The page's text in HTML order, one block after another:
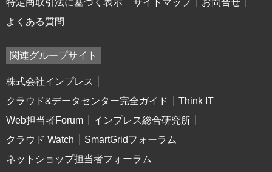
特定商取引法に基づく表示
サイトマップ
お問合せ
よくある質問
関連グループサイト
株式会社インプレス
クラウド&データセンター完全ガイド
Think IT
Web担当者Forum
インプレス総合研究所
クラウド Watch
SmartGridフォーラム
ネットショップ担当者フォーラム